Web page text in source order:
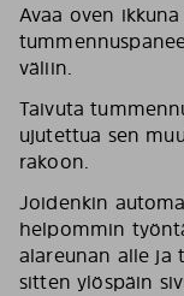
Avaa oven
väliin.
Taivuta
ujutettua sen
rakoon.
Joidenkin
helpommin
alareunan alle ja
sitten ylöspäin